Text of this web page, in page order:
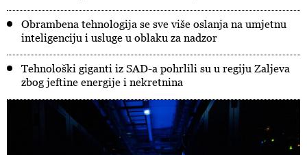
Obrambena tehnologija se sve više oslanja na umjetnu
inteligenciju i usluge u oblaku za nadzor
Tehnološki giganti iz SAD-a pohrlili su u regiju Zaljeva
zbog jeftine energije i nekretnina